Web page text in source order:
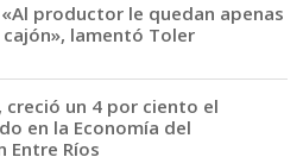
productor le quedan apenas
lamentó Toler
creció un 4 por ciento el
en la Economía del
Entre Ríos